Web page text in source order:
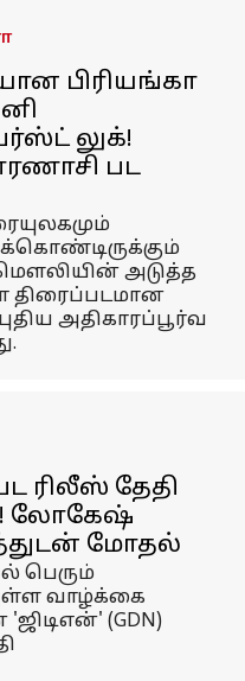
பிரியங்கா
லுக்!
பட
அடுத்த
திரைப்படமான
அதிகாரப்பூர்வ
ரிலீஸ் தேதி
லோகேஷ்
மோதல்
பெரும்
வாழ்க்கை
(GDN)